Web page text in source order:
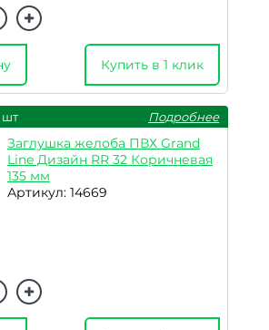
Купить в 1 клик
шт Подробнее
Заглушка желоба ПВХ Grand
Line Дизайн RR 32 Коричневая
135 мм
Артикул: 14669